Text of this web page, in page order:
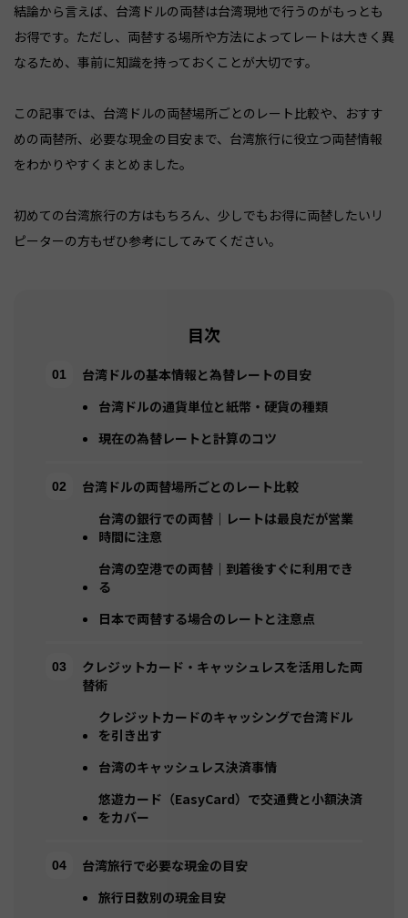
結論から言えば、台湾ドルの両替は台湾現地で行うのがもっとも
お得です。ただし、両替する場所や方法によってレートは大きく異
なるため、事前に知識を持っておくことが大切です。
この記事では、台湾ドルの両替場所ごとのレート比較や、おすす
めの両替所、必要な現金の目安まで、台湾旅行に役立つ両替情報
をわかりやすくまとめました。
初めての台湾旅行の方はもちろん、少しでもお得に両替したいリ
ピーターの方もぜひ参考にしてみてください。
目次
台湾ドルの基本情報と為替レートの目安
台湾ドルの通貨単位と紙幣・硬貨の種類
現在の為替レートと計算のコツ
台湾ドルの両替場所ごとのレート比較
台湾の銀行での両替｜レートは最良だが営業
時間に注意
台湾の空港での両替｜到着後すぐに利用でき
る
日本で両替する場合のレートと注意点
クレジットカード・キャッシュレスを活用した両
替術
クレジットカードのキャッシングで台湾ドル
を引き出す
台湾のキャッシュレス決済事情
悠遊カード（EasyCard）で交通費と小額決済
をカバー
台湾旅行で必要な現金の目安
旅行日数別の現金目安